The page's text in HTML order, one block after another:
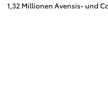
1,32 Millionen Avensis- und